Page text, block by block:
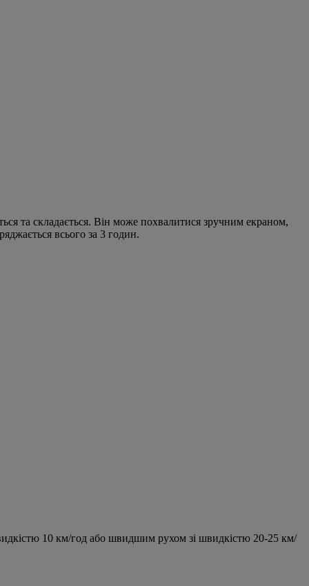
та складається. Він може похвалитися зручним екраном,
всього за 3 годин.
10 км/год або швидшим рухом зі швидкістю 20-25 км/